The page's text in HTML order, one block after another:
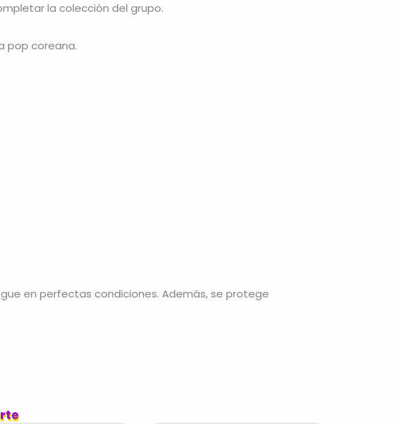
la colección del grupo.
pop coreana.
en perfectas condiciones. Además, se protege